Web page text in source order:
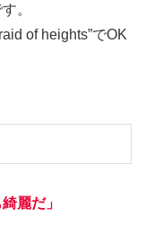
。
of heights”でOK
麗だ」